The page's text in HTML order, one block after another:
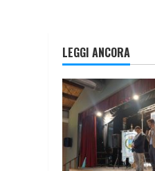
LEGGI ANCORA